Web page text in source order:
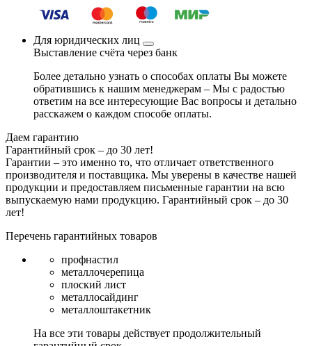
Для юридических лиц
Выставление счёта через банк
Более детально узнать о способах оплаты Вы можете
обратившись к нашим менеджерам – Мы с радостью
ответим на все интересующие Вас вопросы и детально
расскажем о каждом способе оплаты.
Даем гарантию
Гарантийный срок – до 30 лет!
Гарантии – это именно то, что отличает ответственного
производителя и поставщика. Мы уверены в качестве нашей
продукции и предоставляем письменные гарантии на всю
выпускаемую нами продукцию. Гарантийный срок – до 30
лет!
Перечень гарантийных товаров
профнастил
металлочерепица
плоский лист
металлосайдинг
металлоштакетник
На все эти товары действует продолжительный